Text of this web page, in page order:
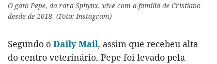
O gato Pepe, da rara Sphynx, vive com a família de Cristiano
desde de 2018. (Foto: Instagram)
Segundo o Daily Mail, assim que recebeu alta
do centro veterinário, Pepe foi levado pela